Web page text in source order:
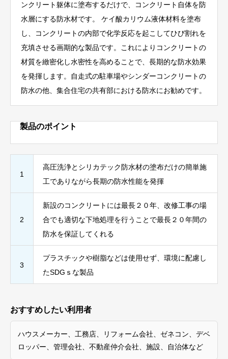
ンクリート躯体に塗布するだけで、コンクリート自体を防
水層にする防水材です。 ケイ酸カリウム液体材料を塗布
し、コンクリートの内部で化学反応を起こしてひび割れを
充填させる画期的な製品です。これによりコンクリートの
材質を緻密化し水密性を高めることで、長期的な防水効果
を発揮します。自走式の駐車場やシンダーコンクリートの
防水の他、集合住宅の共有部における防水にお勧めです。
製品のポイント
1
高圧洗浄とシリカテック防水材の塗布だけの簡単施
工でありながら長期の防水性能を発揮
2
新設のコンクリートには最長２０年、改修工事の場
合でも適切な下地処理を行うことで最長２０年間の
防水を保証してくれる
3
プラスチックや樹脂などは使用せず、環境に配慮し
たSDGｓな製品
おすすめしたい利用者
ハウスメーカー、工務店、リフォーム会社、ゼネコン、デベ
ロッパー、管理会社、不動産仲介会社、施設、自治体など